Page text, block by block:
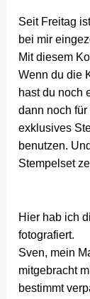
Seit Freitag
bei mir
Mit diesem
Wenn du die
hast du noch
dann noch
exklusives
benutzen.
Stempelset
Hier hab ich
fotografiert.
Sven, mein
mitgebracht
bestimmt